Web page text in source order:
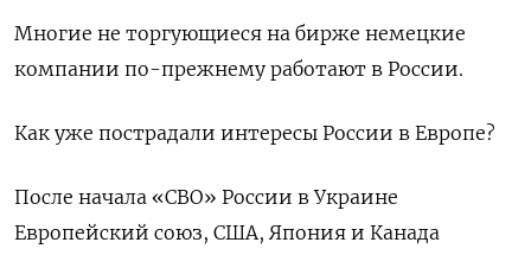
Многие не торгующиеся на бирже немецкие
компании по-прежнему работают в России.
Как уже пострадали интересы России в Европе?
После начала «СВО» России в Украине
Европейский союз, США, Япония и Канада